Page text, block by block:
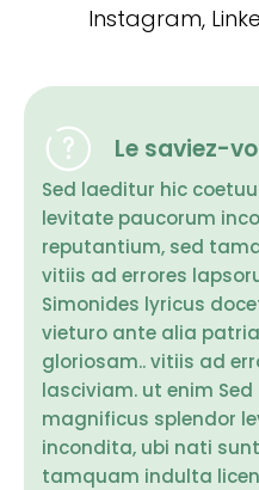
Instagram,
Le saviez-
Sed laeditur hic
levitate paucorum
reputantium, sed
vitiis ad errores
Simonides lyricus
vieturo ante alia
gloriosam.. vitiis ad
lasciviam. ut enim
magnificus splendor
incondita, ubi nati
tamquam indulta